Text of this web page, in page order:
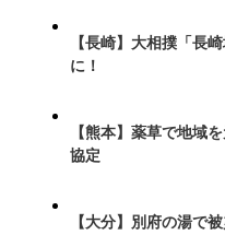
【長崎】大相撲「長
に！
【熊本】薬草で地域
協定
【大分】別府の湯で